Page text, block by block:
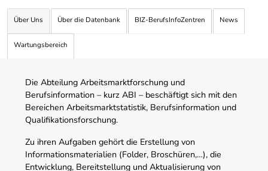
Über Uns Über die Datenbank BIZ-BerufsInfoZentren News
Wartungsbereich
Die Abteilung Arbeitsmarktforschung und
Berufsinformation – kurz ABI – beschäftigt sich mit den
Bereichen Arbeitsmarktstatistik, Berufsinformation und
Qualifikationsforschung.
Zu ihren Aufgaben gehört die Erstellung von
Informationsmaterialien (Folder, Broschüren,…), die
Entwicklung, Bereitstellung und Aktualisierung von